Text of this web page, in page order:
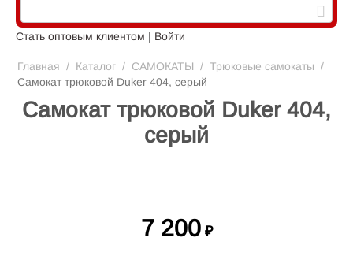
Стать оптовым клиентом | Войти
Главная / Каталог / САМОКАТЫ / Трюковые самокаты /
Самокат трюковой Duker 404, серый
Самокат трюковой Duker 404,
серый
7 200 ₽